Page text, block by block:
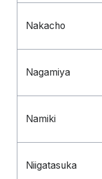
Nakacho
Nagamiya
Namiki
Niigatasuka